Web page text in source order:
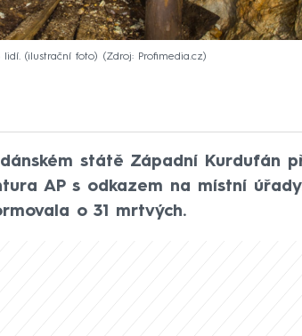
(ilustrační foto) Zdroj: Profimedia.cz
státě Západní Kurdufán
AP s odkazem na místní
o 31 mrtvých.